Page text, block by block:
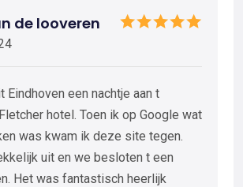
de looveren
Eindhoven een nachtje aan t
hotel. Toen ik op Google wat
was kwam ik deze site tegen.
uit en we besloten t een
Het was fantastisch heerlijk